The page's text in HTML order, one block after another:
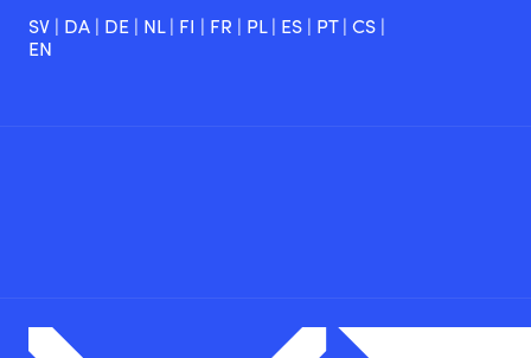
SV | DA | DE | NL| FI | FR | PL| ES | PT| CS |
EN